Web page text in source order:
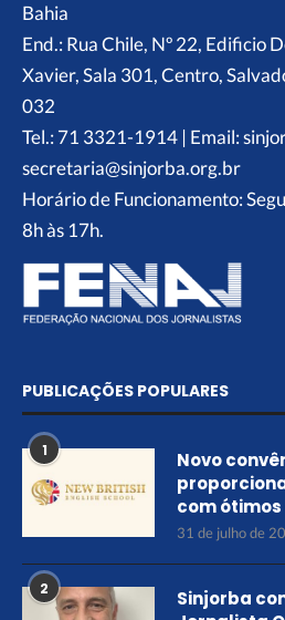
Bahia
End.: Rua Chile, Nº 22, Edificio
Xavier, Sala 301, Centro,
032
Tel.: 71 3321-1914 | Email:
secretaria@sinjorba.org.br
Horário de Funcionamento:
8h às 17h.
PUBLICAÇÕES POPULARES
1
Novo
com
31 de julho de
2
Sinjorba